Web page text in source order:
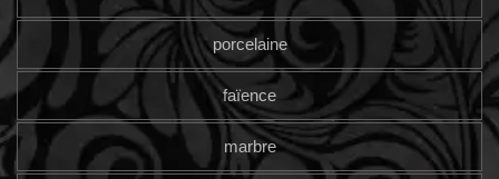
porcelaine
faïence
marbre